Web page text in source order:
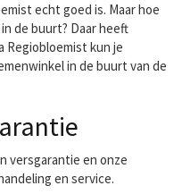
echt goed is. Maar hoe
de buurt? Daar heeft
Regiobloemist kun je
in de buurt van de
versgarantie en onze
en service.